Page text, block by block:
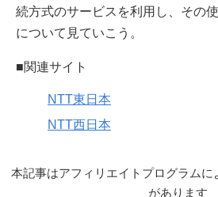
続方式のサービスを利用し、その
について見ていこう。
■関連サイト
NTT東日本
NTT西日本
本記事はアフィリエイトプログラムに
があります